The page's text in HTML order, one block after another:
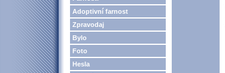
Adoptivní farnost
Zpravodaj
Bylo
Foto
Hesla